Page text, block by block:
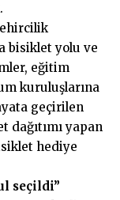
bisiklet yolu ve
eğitim
kuruluşlarına
geçirilen
dağıtımı yapan
hediye
seçildi”